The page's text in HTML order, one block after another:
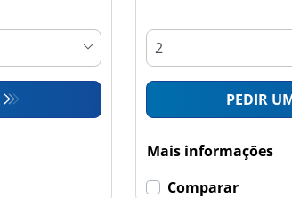
PEDIR
Mais informações
Comparar